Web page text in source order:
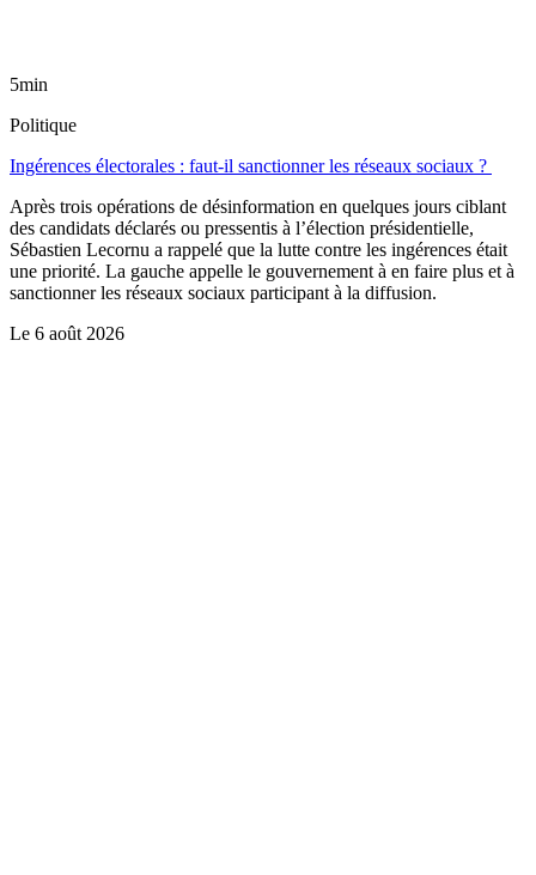
5min
Politique
Ingérences électorales : faut-il sanctionner les réseaux sociaux ?
Après trois opérations de désinformation en quelques jours ciblant
des candidats déclarés ou pressentis à l’élection présidentielle,
Sébastien Lecornu a rappelé que la lutte contre les ingérences était
une priorité. La gauche appelle le gouvernement à en faire plus et à
sanctionner les réseaux sociaux participant à la diffusion.
Le 6 août 2026